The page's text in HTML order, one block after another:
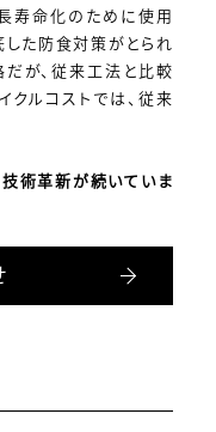
寿命化のために使用
た防食対策がとられ
が、従来工法と比較
クルコストでは、従来
術革新が続いていま